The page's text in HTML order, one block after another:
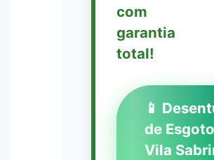
com
garantia
total!
📱
de
Vila